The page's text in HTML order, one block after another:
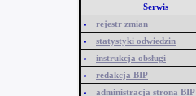
Serwis
rejestr zmian
statystyki odwiedzin
instrukcja obsługi
redakcja BIP
administracja stroną BIP